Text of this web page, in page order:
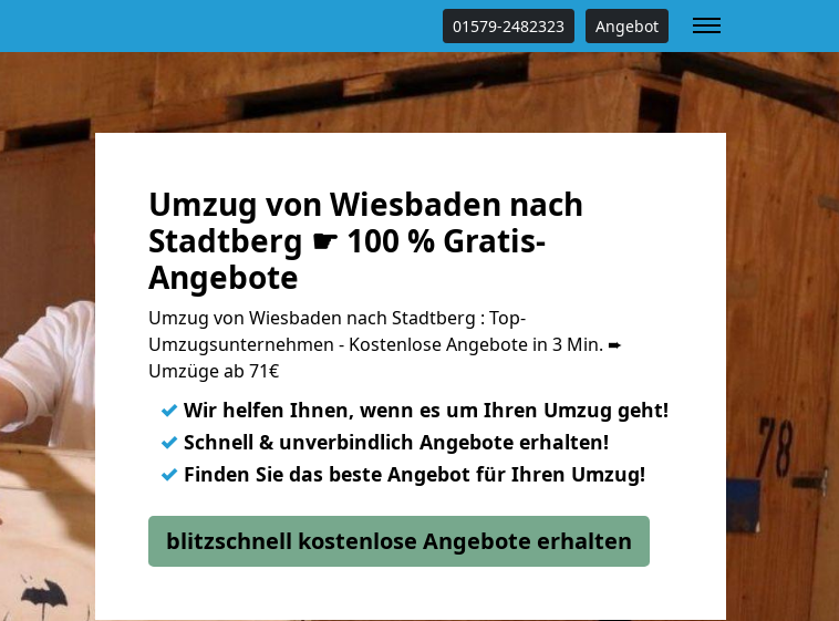
01579-2482323 Angebot
Umzug von Wiesbaden nach
Stadtberg ☛ 100 % Gratis-
Angebote
Umzug von Wiesbaden nach Stadtberg : Top-
Umzugsunternehmen - Kostenlose Angebote in 3 Min. ➨
Umzüge ab 71€
✓ Wir helfen Ihnen, wenn es um Ihren Umzug geht!
✓ Schnell & unverbindlich Angebote erhalten!
✓ Finden Sie das beste Angebot für Ihren Umzug!
blitzschnell kostenlose Angebote erhalten